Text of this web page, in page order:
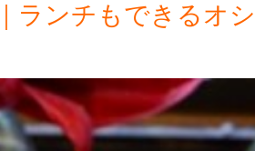
ランチもできるオ